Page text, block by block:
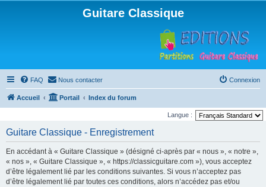
Guitare Classique
FAQ Nous contacter Connexion
Accueil Portail Index du forum
Langue :
Guitare Classique - Enregistrement
En accédant à « Guitare Classique » (désigné ci-après par « nous », « notre »,
« nos », « Guitare Classique », « https://classicguitare.com »), vous acceptez
d’être légalement lié par les conditions suivantes. Si vous n’acceptez pas
d’être légalement lié par toutes ces conditions, alors n’accédez pas et/ou